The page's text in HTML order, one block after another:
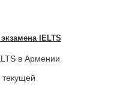
IELTS
в Армении
текущей